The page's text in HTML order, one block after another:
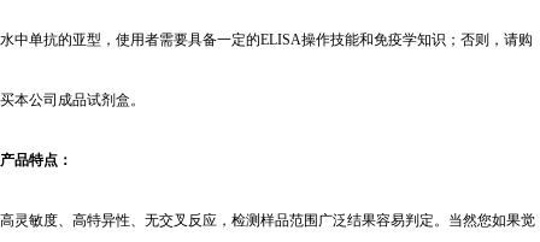
水中单抗的亚型，使用者需要具备一定的ELISA操作技能和免疫学知识；否则，请购
买本公司成品试剂盒。
产品特点：
高灵敏度、高特异性、无交叉反应，检测样品范围广泛结果容易判定。当然您如果觉